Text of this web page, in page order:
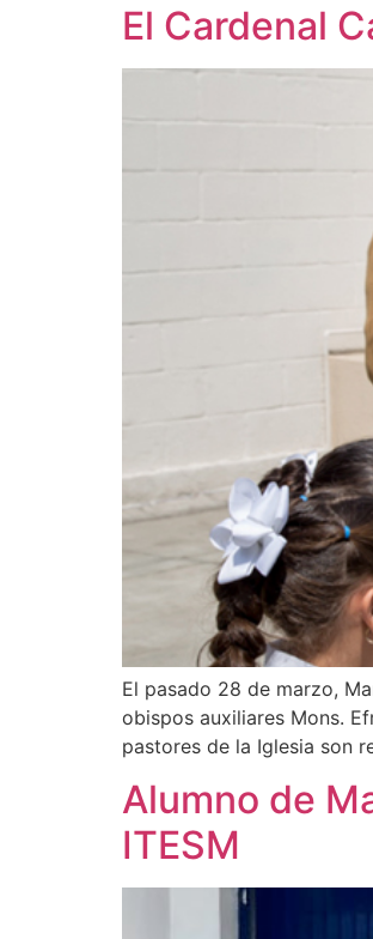
El Cardenal
El pasado 28 de marzo,
obispos auxiliares Mons.
pastores de la Iglesia son
Alumno de
ITESM